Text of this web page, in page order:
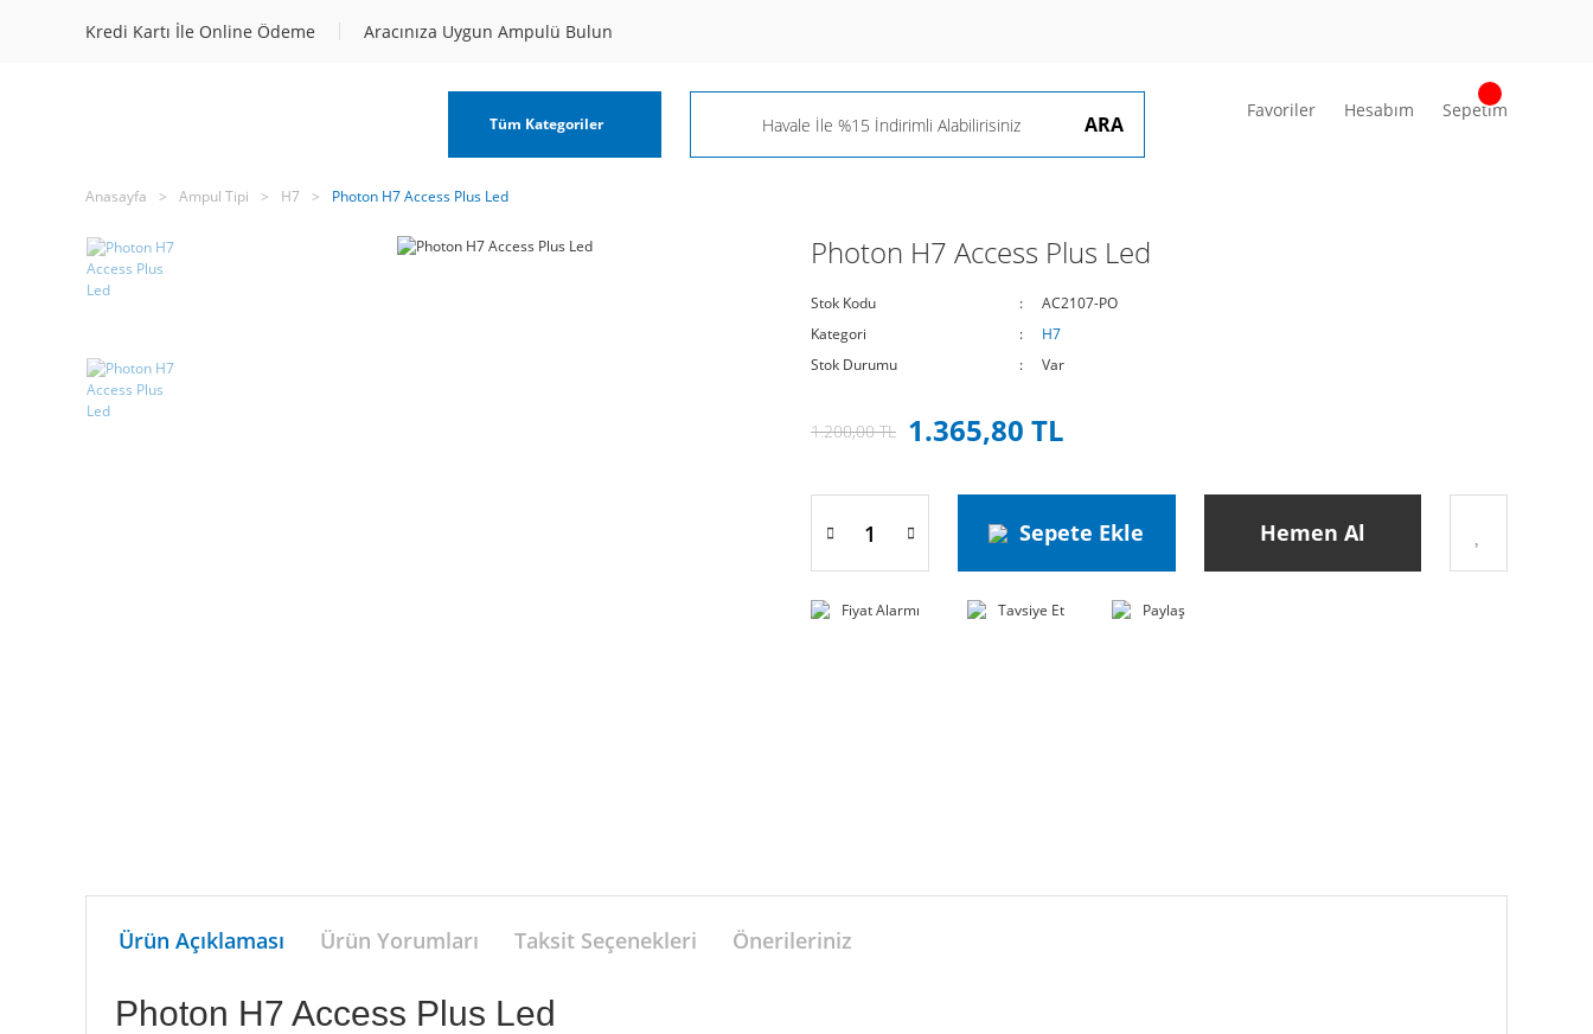
Kredi Kartı İle Online Ödeme Aracınıza Uygun Ampulü Bulun
Tüm Kategoriler ARA
Favoriler Hesabım Sepetim
Anasayfa Ampul Tipi H7 Photon H7 Access Plus Led
Photon H7 Access Plus Led
Stok Kodu
AC2107-PO
Kategori
H7
Stok Durumu
Var
1.200,00 TL 1.365,80 TL
Sepete Ekle Hemen Al
Fiyat Alarmı Tavsiye Et Paylaş
Ürün Açıklaması Ürün Yorumları Taksit Seçenekleri Önerileriniz
Photon H7 Access Plus Led